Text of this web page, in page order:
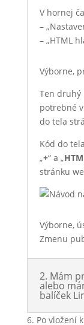
V hornej
–
– „HTML
Výborne,
Ten druhý
potrebné
do tela
Kód do
„+“ a „
stránku
Výborne,
Zmenu
2. Mám
alebo
balíček
6. Po vložení